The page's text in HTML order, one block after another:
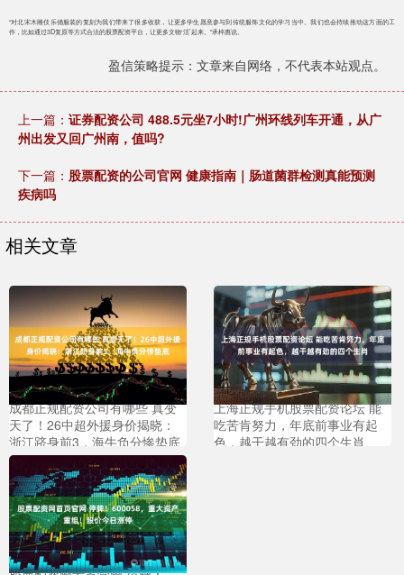
“对北宋木雕伎乐俑服装的复刻为我们带来了很多收获，让更多学生愿意参与到传统服饰文化的学习当中。我们也会持续推动这方面的工
作，比如通过3D复原等方式合法的股票配资平台，让更多文物‘活’起来。”承梓惠说。
盈信策略提示：文章来自网络，不代表本站观点。
上一篇： 证券配资公司 488.5元坐7小时!广州环线列车开通，从广
州出发又回广州南，值吗?
下一篇： 股票配资的公司官网 健康指南｜肠道菌群检测真能预测
疾病吗
相关文章
成都正规配资公司有哪些 真变
天了！26中超外援身价揭晓：
浙江跻身前3，海牛负分惨垫底
上海正规手机股票配资论坛 能
吃苦肯努力，年底前事业有起
色，越干越有劲的四个生肖